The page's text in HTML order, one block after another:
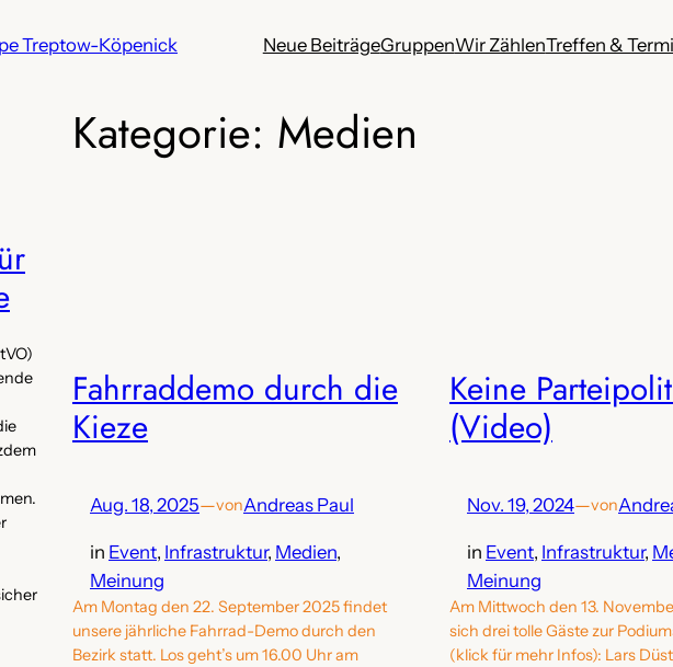
Treptow-Köpenick Neue BeiträgeGruppenWir ZählenTreffen &
Kategorie: Medien
Fahrraddemo durch die
Kieze
Aug. 18, 2025—vonAndreas Paul
in Event, Infrastruktur, Medien
Meinung
Am Montag den 22. September 2025 findet
unsere jährliche Fahrrad-Demo durch den
Bezirk statt. Los geht’s um 16.00 Uhr am
Keine
(Video)
Nov. 19, 2024—von
in Event, Infrastruktur,
Meinung
Am Mittwoch den 13.
sich drei tolle Gäste zur
(klick für mehr Infos): Lars